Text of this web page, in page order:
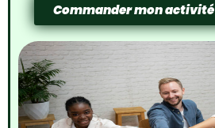
Commander mon activité